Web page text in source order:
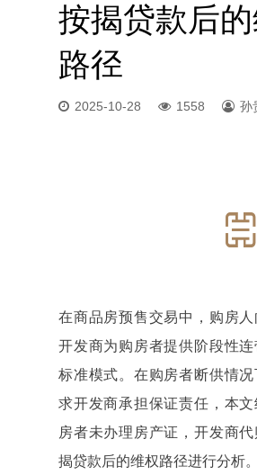
按揭贷款后
路径
2025-10-28 1558 孙
在商品房预售交易中，购房人
开发商为购房者提供阶段性
标准模式。在购房者断供情
求开发商承担保证责任，本
房者未办理房产证，开发商
揭贷款后的维权路径进行分析。